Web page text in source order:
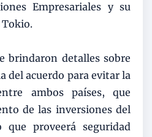
Empresariales y su
Tokio.
brindaron detalles sobre
del acuerdo para evitar la
ambos países, que
de las inversiones del
que proveerá seguridad